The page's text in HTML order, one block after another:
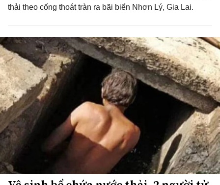
thải theo cống thoát tràn ra bãi biển Nhơn Lý, Gia Lai.